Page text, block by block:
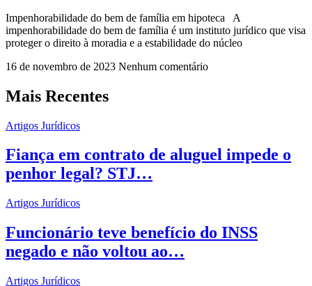
Impenhorabilidade do bem de família em hipoteca A
impenhorabilidade do bem de família é um instituto jurídico que visa
proteger o direito à moradia e a estabilidade do núcleo
16 de novembro de 2023 Nenhum comentário
Mais Recentes
Artigos Jurídicos
Fiança em contrato de aluguel impede o
penhor legal? STJ…
Artigos Jurídicos
Funcionário teve benefício do INSS
negado e não voltou ao…
Artigos Jurídicos